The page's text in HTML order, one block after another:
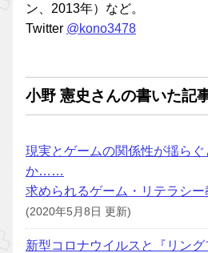
ン、2013年）など。
Twitter @kono3478
小野 憲史さんの書いた記
現実とゲームの関係性が揺らぐ
か……
求められるゲーム・リテラシー
(2020年5月8日 更新)
新型コロナウイルスと『リン